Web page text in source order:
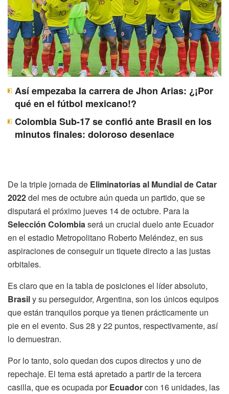
Así empezaba la carrera de Jhon Arias: ¿¡Por
qué en el fútbol mexicano!?
Colombia Sub-17 se confió ante Brasil en los
minutos finales: doloroso desenlace
De la triple jornada de Eliminatorias al Mundial de Catar
2022del mes de octubre aún queda un partido, que se
disputará el próximo jueves 14 de octubre. Para la
Selección Colombiaserá un crucial duelo ante Ecuador
en el estadio Metropolitano Roberto Meléndez, en sus
aspiraciones de conseguir un tiquete directo a las justas
orbitales.
Es claro que en la tabla de posiciones el líder absoluto,
Brasily su perseguidor, Argentina, son los únicos equipos
que están tranquilos porque ya tienen prácticamente un
pie en el evento. Sus 28 y 22 puntos, respectivamente, así
lo demuestran.
Por lo tanto, solo quedan dos cupos directos y uno de
repechaje. El tema está apretado a partir de la tercera
casilla, que es ocupada porEcuadorcon 16 unidades, las